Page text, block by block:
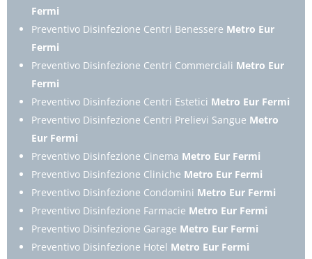
Fermi
Preventivo Disinfezione Centri Benessere Metro Eur
Fermi
Preventivo Disinfezione Centri Commerciali Metro Eur
Fermi
Preventivo Disinfezione Centri Estetici Metro Eur Fermi
Preventivo Disinfezione Centri Prelievi Sangue Metro
Eur Fermi
Preventivo Disinfezione Cinema Metro Eur Fermi
Preventivo Disinfezione Cliniche Metro Eur Fermi
Preventivo Disinfezione Condomini Metro Eur Fermi
Preventivo Disinfezione Farmacie Metro Eur Fermi
Preventivo Disinfezione Garage Metro Eur Fermi
Preventivo Disinfezione Hotel Metro Eur Fermi